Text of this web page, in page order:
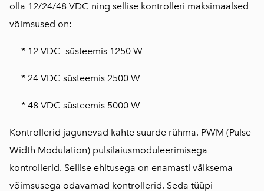
olla 12/24/48 VDC ning sellise kontrolleri maksimaalsed
võimsused on:
* 12 VDC süsteemis 1250 W
* 24 VDC süsteemis 2500 W
* 48 VDC süsteemis 5000 W
Kontrollerid jagunevad kahte suurde rühma. PWM (Pulse
Width Modulation) pulsilaiusmoduleerimisega
kontrollerid. Sellise ehitusega on enamasti väiksema
võimsusega odavamad kontrollerid. Seda tüüpi